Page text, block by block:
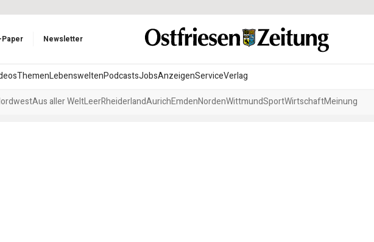
Paper Newsletter
ThemenLebensweltenPodcastsJobsAnzeigenServiceVerlag
Aus aller WeltLeerRheiderlandAurichEmdenNordenWittmundSportWirtschaftMeinung